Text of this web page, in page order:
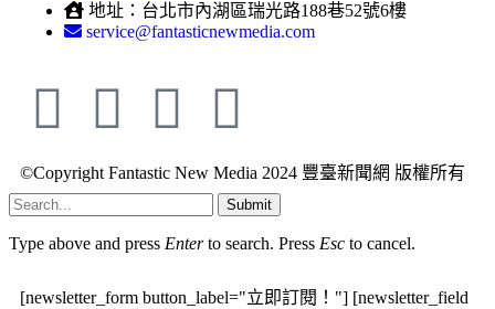
地址：台北市內湖區瑞光路188巷52號6樓
service@fantasticnewmedia.com
©Copyright Fantastic New Media 2024 豐臺新聞網 版權所有
Submit
Type above and press Enterto search. Press Esc to cancel.
[newsletter_form button_label="立即訂閱！"] [newsletter_field